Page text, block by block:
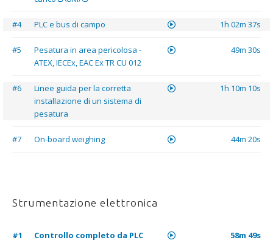
#4 PLC e bus di campo 1h 02m 37s
#5
Pesatura in area pericolosa -
ATEX, IECEx, EAC Ex TR CU 012
49m 30s
#6
Linee guida per la corretta
installazione di un sistema di
pesatura
1h 10m 10s
#7 On-board weighing 44m 20s
Strumentazione elettronica
#1
Controllo completo da PLC
58m 49s